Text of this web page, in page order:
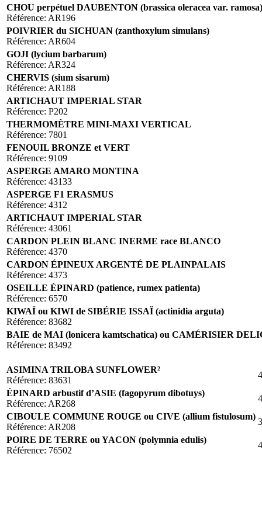
CHOU perpétuel DAUBENTON (brassica oleracea var. ramosa)
Référence: AR196
POIVRIER du SICHUAN (zanthoxylum simulans)
Référence: AR604
GOJI (lycium barbarum)
Référence: AR324
CHERVIS (sium sisarum)
Référence: AR188
ARTICHAUT IMPERIAL STAR
Référence: P202
THERMOMÈTRE MINI-MAXI VERTICAL
Référence: 7801
FENOUIL BRONZE et VERT
Référence: 9109
ASPERGE AMARO MONTINA
Référence: 43133
ASPERGE F1 ERASMUS
Référence: 4312
ARTICHAUT IMPERIAL STAR
Référence: 43061
CARDON PLEIN BLANC INERME race BLANCO
Référence: 4370
CARDON ÉPINEUX ARGENTÉ DE PLAINPALAIS
Référence: 4373
OSEILLE ÉPINARD (patience, rumex patienta)
Référence: 6570
KIWAÏ ou KIWI de SIBÉRIE ISSAÏ (actinidia arguta)
Référence: 83682
BAIE de MAI (lonicera kamtschatica) ou CAMÉRISIER
Référence: 83492
ASIMINA TRILOBA SUNFLOWER²
Référence: 83631
ÉPINARD arbustif d’ASIE (fagopyrum dibotuys)
Référence: AR268
CIBOULE COMMUNE ROUGE ou CIVE (allium fistulosum)
Référence: AR208
POIRE DE TERRE ou YACON (polymnia edulis)
Référence: 76502